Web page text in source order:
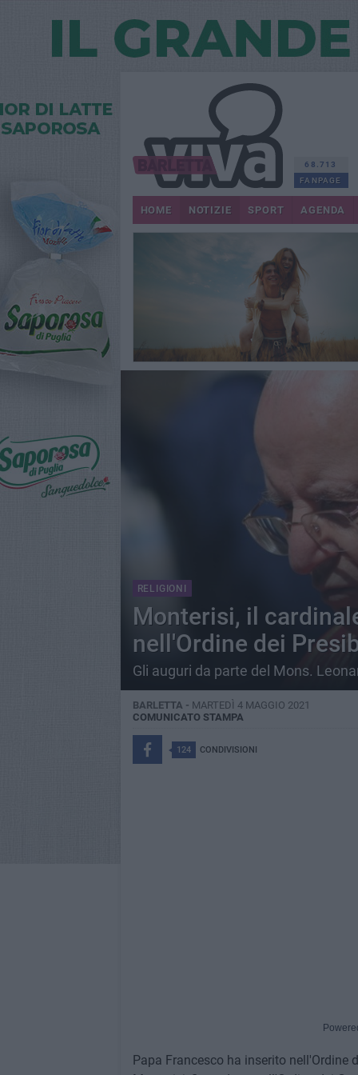
68.713
FANPAGE
HOME NOTIZIE SPORT AGENDA
RELIGIONI
Monterisi, il
nell'Ordine dei
Gli auguri da parte del Mons.
BARLETTA - MARTEDÌ 4 MAGGIO 2021
COMUNICATO STAMPA
124 CONDIVISIONI
Papa Francesco ha inserito nell'Ordine